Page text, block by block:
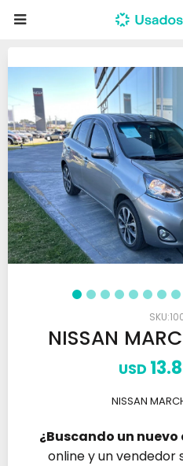

NISSAN
USD
NISSAN
¿Buscando un
online y un